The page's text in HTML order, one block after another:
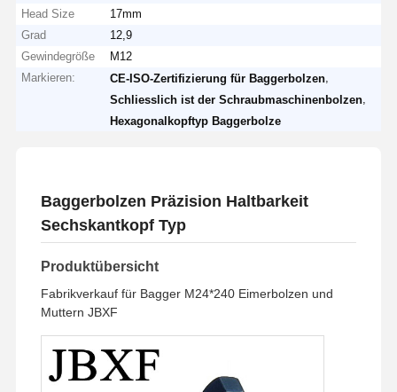
Head Size
17mm
Grad
12,9
Gewindegröße
M12
Markieren:
CE-ISO-Zertifizierung für Baggerbolzen
Schliesslich ist der Schraubmaschinenbolzen
Hexagonalkopftyp Baggerbolze
Baggerbolzen Präzision Haltbarkeit
Sechskantkopf Typ
Produktübersicht
Fabrikverkauf für Bagger M24*240 Eimerbolzen und
Muttern JBXF